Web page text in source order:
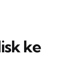
ke